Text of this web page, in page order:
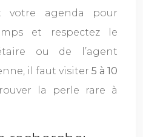
votre agenda pour
et respectez le
ou de l’agent
il faut visiter 5 à 10
la perle rare à